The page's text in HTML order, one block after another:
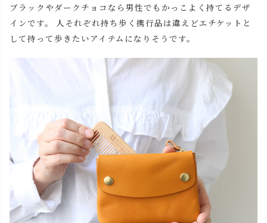
ブラックやダークチョコなら男性でもかっこよく持てるデザ
インです。 人それぞれ持ち歩く携行品は違えどエチケットと
して持って歩きたいアイテムになりそうです。